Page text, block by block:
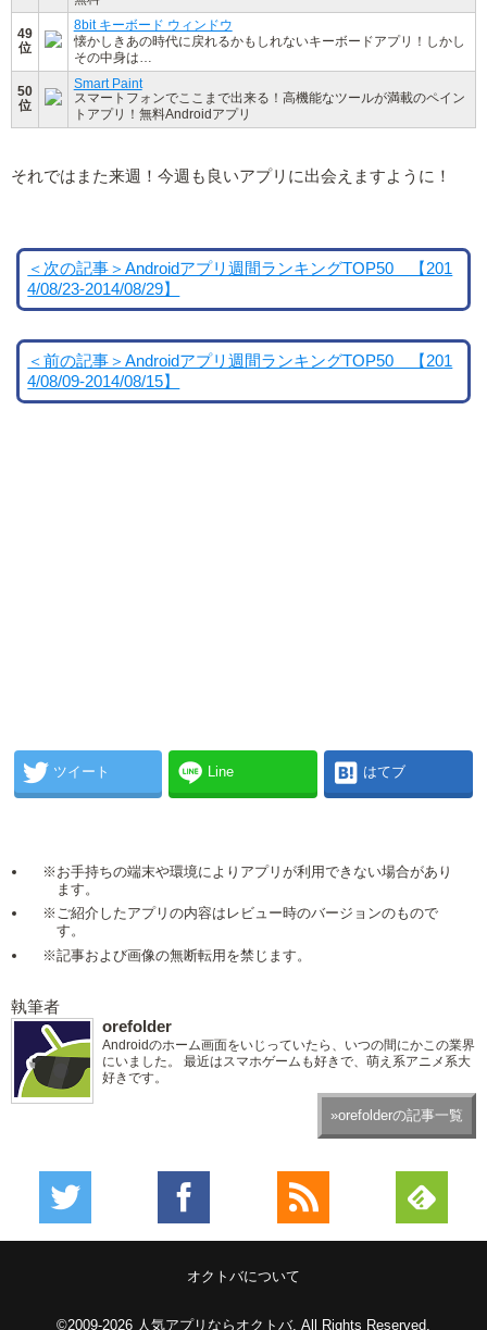
49
位
8bit キーボード ウィンドウ
懐かしきあの時代に戻れるかもしれないキーボードアプリ！しかし
その中身は…
50
位
Smart Paint
スマートフォンでここまで出来る！高機能なツールが満載のペイン
トアプリ！無料Androidアプリ
それではまた来週！今週も良いアプリに出会えますように！
＜次の記事＞Androidアプリ週間ランキングTOP50 【201
4/08/23-2014/08/29】
＜前の記事＞Androidアプリ週間ランキングTOP50 【201
4/08/09-2014/08/15】
ツイート Line はてブ
※お手持ちの端末や環境によりアプリが利用できない場合があり
ます。
※ご紹介したアプリの内容はレビュー時のバージョンのもので
す。
※記事および画像の無断転用を禁じます。
執筆者
orefolder
Androidのホーム画面をいじっていたら、いつの間にかこの業界
にいました。 最近はスマホゲームも好きで、萌え系アニメ系大
好きです。
»orefolderの記事一覧
オクトバについて
©2009-2026 人気アプリならオクトバ. All Rights Reserved.